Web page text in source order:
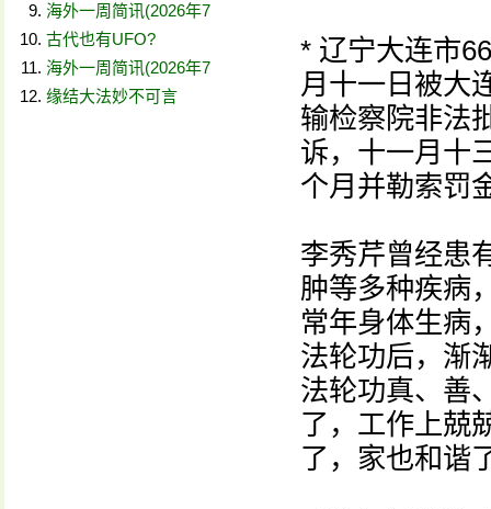
海外一周简讯(2026年7
古代也有UFO?
海外一周简讯(2026年7
缘结大法妙不可言
* 辽宁大连市
月十一日被大
输检察院非法
诉，十一月十
个月并勒索罚
李秀芹曾经患
肿等多种疾病
常年身体生病
法轮功后，渐
法轮功真、善
了，工作上兢
了，家也和谐